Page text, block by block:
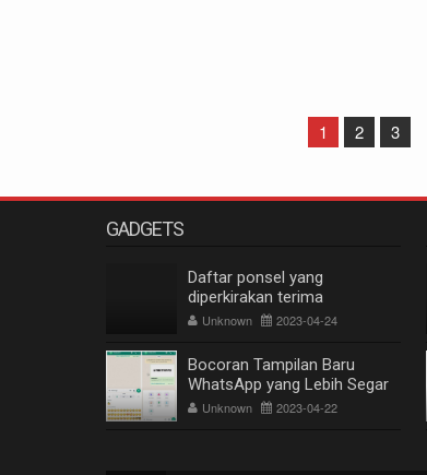
1 2 3
GADGETS
Daftar ponsel yang
diperkirakan terima
pembaruan Android 14
Unknown 2023-04-24
Bocoran Tampilan Baru
WhatsApp yang Lebih Segar
Unknown 2023-04-22